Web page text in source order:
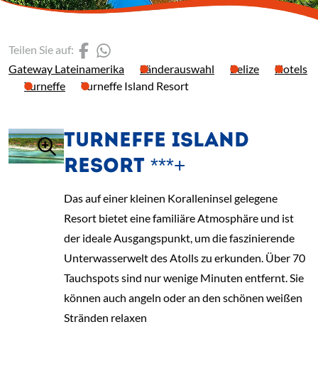
Gateway Lateinamerika Länderauswahl Belize
Hotels
Turneffe
Turneffe Island Resort
Teilen Sie auf: (Link öffnet einen neuen
TURNEFFE ISLAND
RESORT ***+
Das auf einer kleinen Koralleninsel gelegene
Resort bietet eine familiäre Atmosphäre und ist
der ideale Ausgangspunkt, um die faszinierende
Unterwasserwelt des Atolls zu erkunden. Über 70
Tauchspots sind nur wenige Minuten entfernt. Sie
können auch angeln oder an den schönen weißen
Stränden relaxen